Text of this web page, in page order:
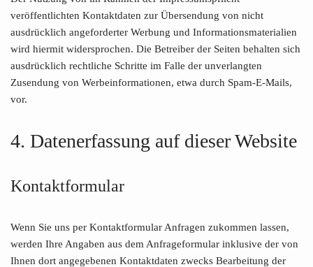
veröffentlichten Kontaktdaten zur Übersendung von nicht
ausdrücklich angeforderter Werbung und Informationsmaterialien
wird hiermit widersprochen. Die Betreiber der Seiten behalten sich
ausdrücklich rechtliche Schritte im Falle der unverlangten
Zusendung von Werbeinformationen, etwa durch Spam-E-Mails,
vor.
4. Datenerfassung auf dieser Website
Kontaktformular
Wenn Sie uns per Kontaktformular Anfragen zukommen lassen,
werden Ihre Angaben aus dem Anfrageformular inklusive der von
Ihnen dort angegebenen Kontaktdaten zwecks Bearbeitung der